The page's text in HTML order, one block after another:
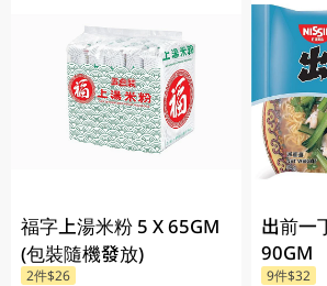
福字上湯米粉 5 X 65GM
(包裝隨機發放)
2件$26
出前一
90GM
9件$32